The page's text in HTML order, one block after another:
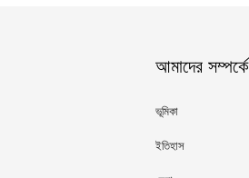
আমাদের সম্পর্কে
ভূমিকা
ইতিহাস